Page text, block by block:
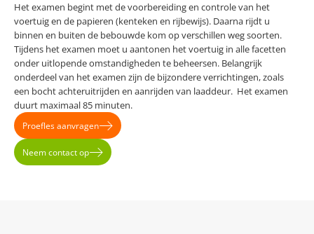
Het examen begint met de voorbereiding en controle van het
voertuig en de papieren (kenteken en rijbewijs). Daarna rijdt u
binnen en buiten de bebouwde kom op verschillen weg soorten.
Tijdens het examen moet u aantonen het voertuig in alle facetten
onder uitlopende omstandigheden te beheersen. Belangrijk
onderdeel van het examen zijn de bijzondere verrichtingen, zoals
een bocht achteruitrijden en aanrijden van laaddeur. Het examen
duurt maximaal 85 minuten.
Proefles aanvragen
Neem contact op